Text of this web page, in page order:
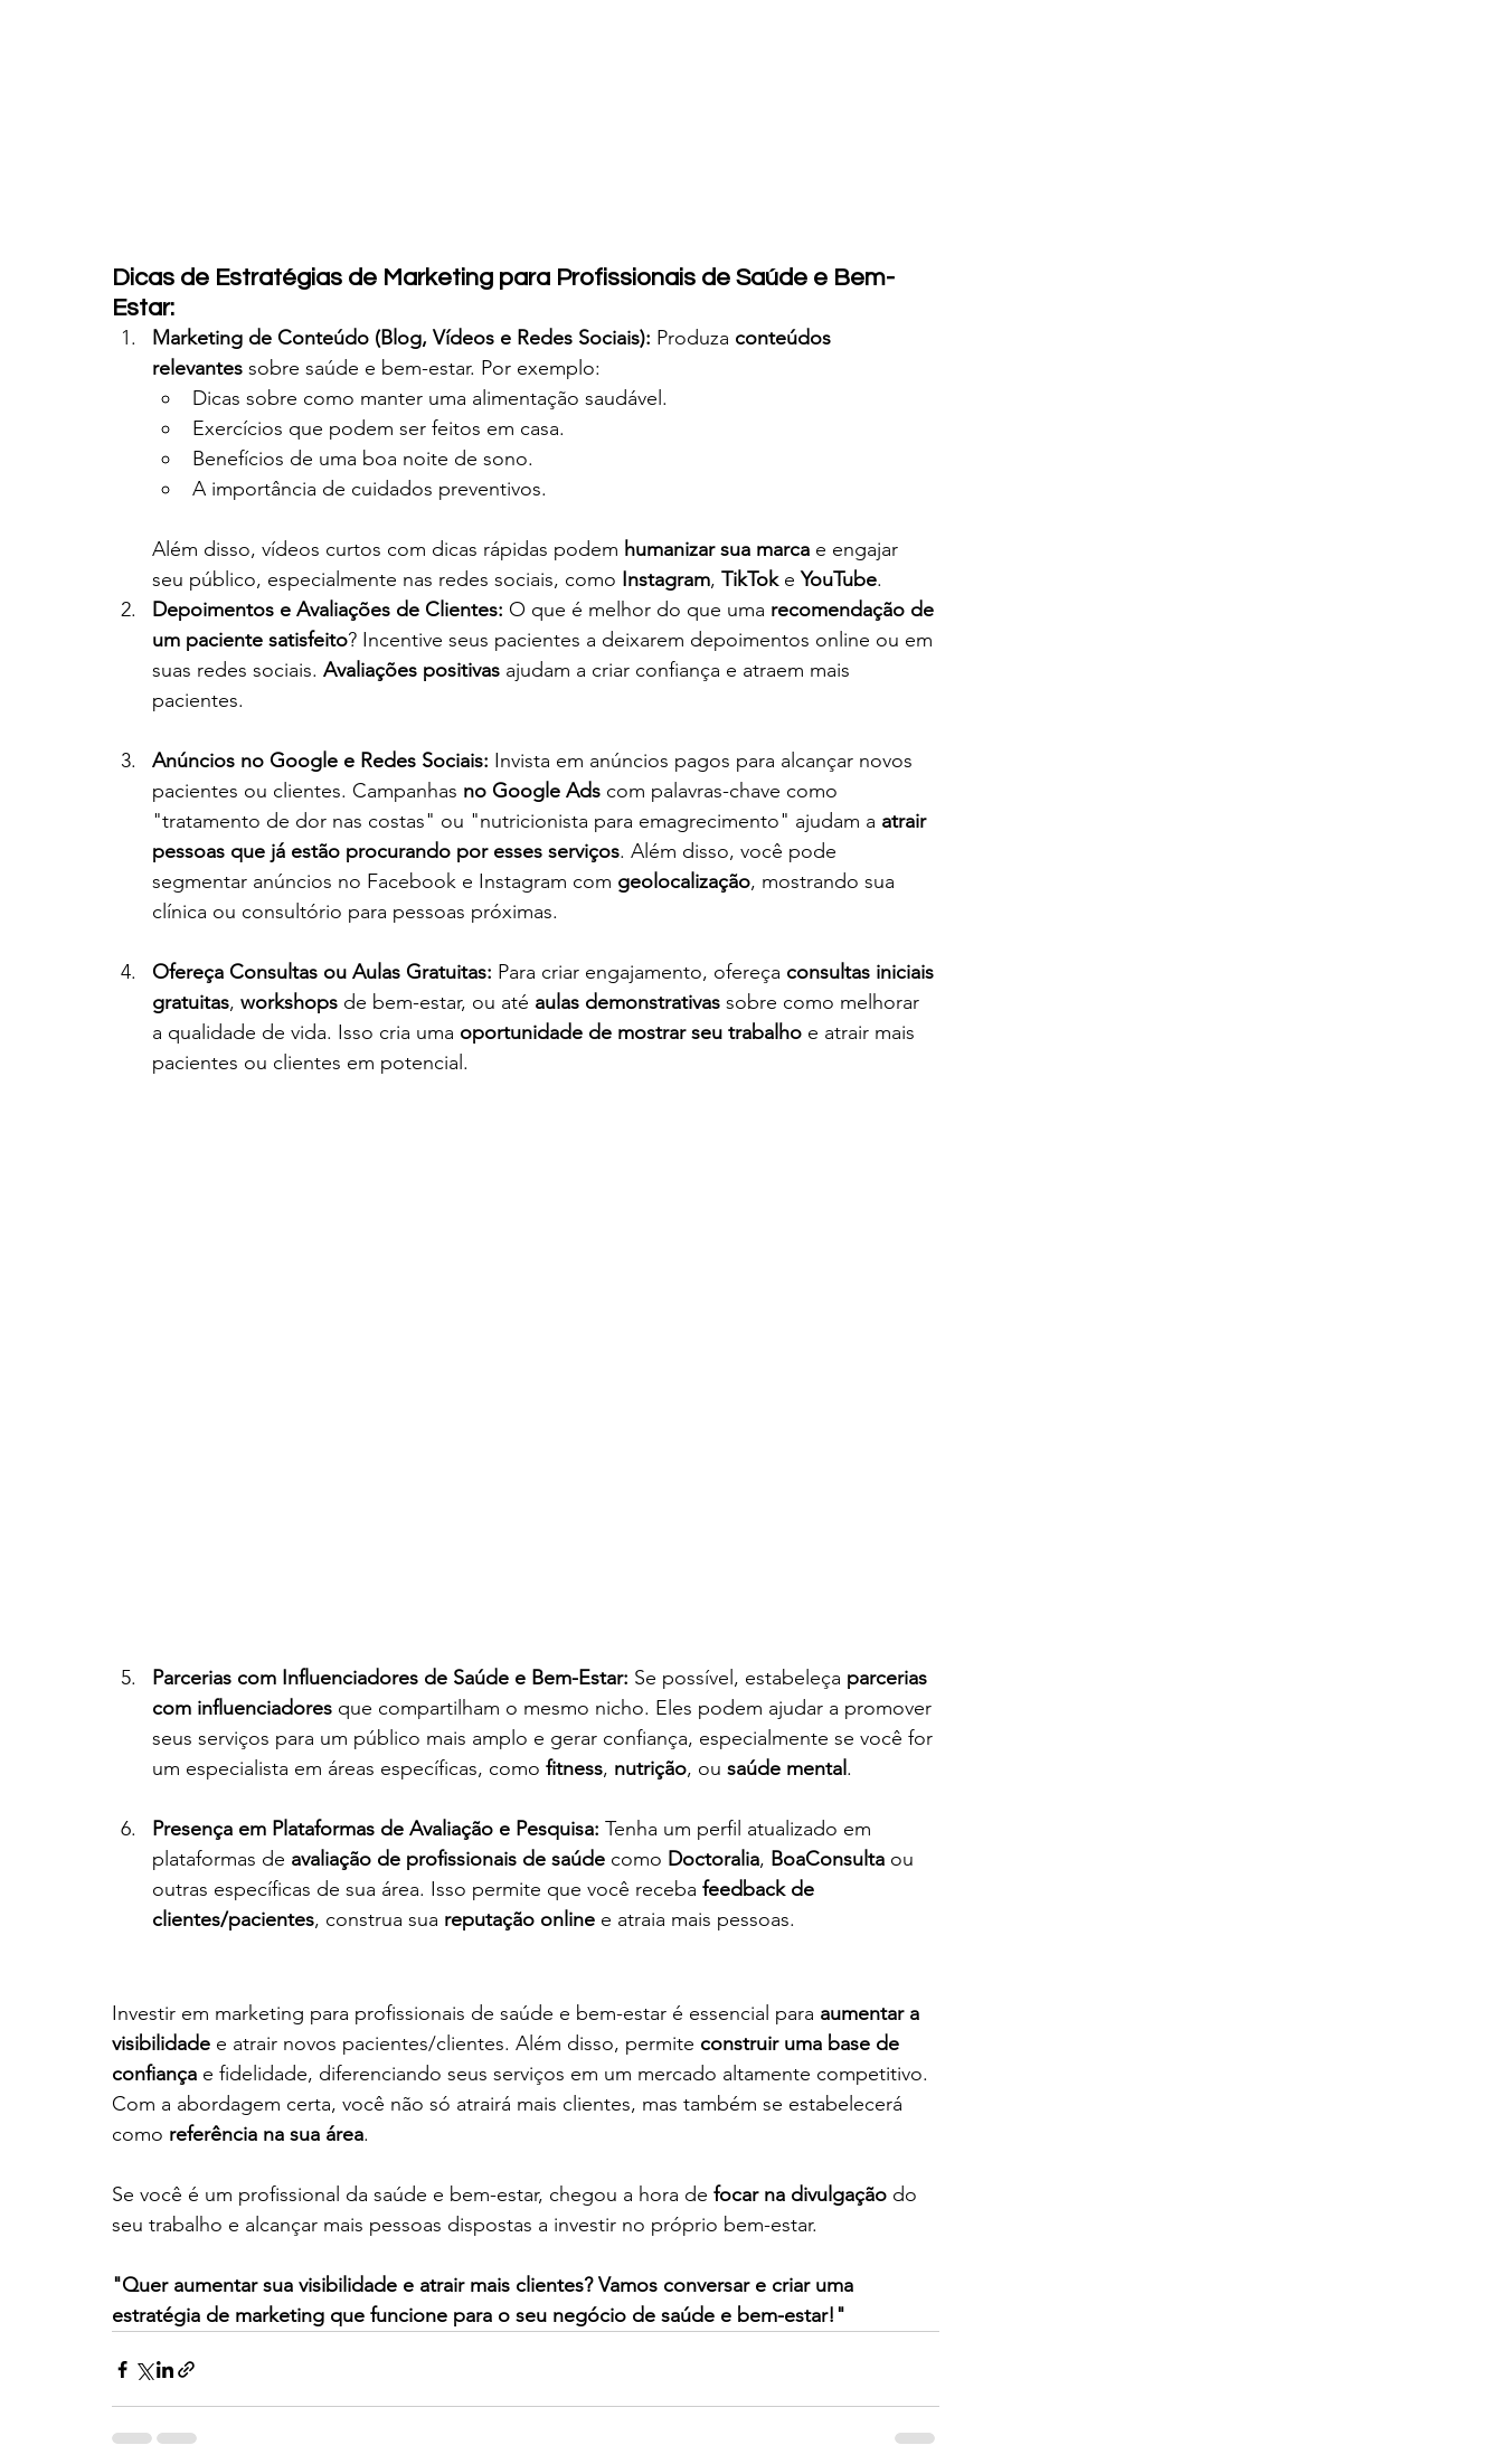
Dicas de Estratégias de Marketing para Profissionais de Saúde e Bem-
Estar:
Marketing de Conteúdo (Blog, Vídeos e Redes Sociais): Produza conteúdos
relevantes sobre saúde e bem-estar. Por exemplo:
Dicas sobre como manter uma alimentação saudável.
Exercícios que podem ser feitos em casa.
Benefícios de uma boa noite de sono.
A importância de cuidados preventivos.
Além disso, vídeos curtos com dicas rápidas podem humanizar sua marca e engajar
seu público, especialmente nas redes sociais, como Instagram, TikTok e YouTube.
Depoimentos e Avaliações de Clientes: O que é melhor do que uma recomendação de
um paciente satisfeito? Incentive seus pacientes a deixarem depoimentos online ou em
suas redes sociais. Avaliações positivas ajudam a criar confiança e atraem mais
pacientes.
Anúncios no Google e Redes Sociais: Invista em anúncios pagos para alcançar novos
pacientes ou clientes. Campanhas no Google Ads com palavras-chave como
"tratamento de dor nas costas" ou "nutricionista para emagrecimento" ajudam a atrair
pessoas que já estão procurando por esses serviços. Além disso, você pode
segmentar anúncios no Facebook e Instagram com geolocalização, mostrando sua
clínica ou consultório para pessoas próximas.
Ofereça Consultas ou Aulas Gratuitas: Para criar engajamento, ofereça consultas iniciais
gratuitas, workshops de bem-estar, ou até aulas demonstrativas sobre como melhorar
a qualidade de vida. Isso cria uma oportunidade de mostrar seu trabalho e atrair mais
pacientes ou clientes em potencial.
Parcerias com Influenciadores de Saúde e Bem-Estar: Se possível, estabeleça parcerias
com influenciadores que compartilham o mesmo nicho. Eles podem ajudar a promover
seus serviços para um público mais amplo e gerar confiança, especialmente se você for
um especialista em áreas específicas, como fitness, nutrição, ou saúde mental.
Presença em Plataformas de Avaliação e Pesquisa: Tenha um perfil atualizado em
plataformas de avaliação de profissionais de saúde como Doctoralia, BoaConsulta ou
outras específicas de sua área. Isso permite que você receba feedback de
clientes/pacientes, construa sua reputação online e atraia mais pessoas.
Investir em marketing para profissionais de saúde e bem-estar é essencial para aumentar a
visibilidade e atrair novos pacientes/clientes. Além disso, permite construir uma base de
confiança e fidelidade, diferenciando seus serviços em um mercado altamente competitivo.
Com a abordagem certa, você não só atrairá mais clientes, mas também se estabelecerá
como referência na sua área.
Se você é um profissional da saúde e bem-estar, chegou a hora de focar na divulgação do
seu trabalho e alcançar mais pessoas dispostas a investir no próprio bem-estar.
"Quer aumentar sua visibilidade e atrair mais clientes? Vamos conversar e criar uma
estratégia de marketing que funcione para o seu negócio de saúde e bem-estar!"